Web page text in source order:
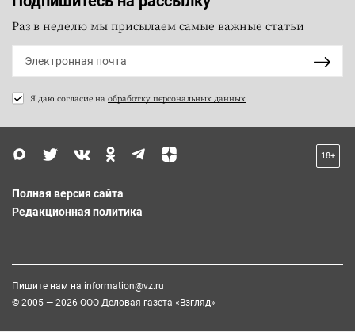
Раз в неделю мы присылаем самые важные статьи
Я даю согласие на обработку персональных данных
18+
Полная версия сайта
Редакционная политика
Пишите нам на information@vz.ru
© 2005 — 2026 ООО Деловая газета «Взгляд»